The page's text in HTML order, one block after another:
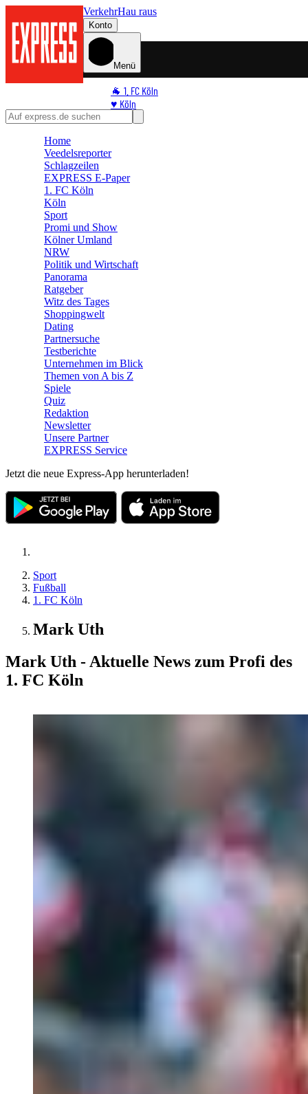
VerkehrHau raus
Konto
Menü
🐐 1. FC Köln
♥️ Köln
🛒 Shoppingwelt
Home
Veedelsreporter
Schlagzeilen
EXPRESS E-Paper
1. FC Köln
Köln
Sport
Promi und Show
Kölner Umland
NRW
Politik und Wirtschaft
Panorama
Ratgeber
Witz des Tages
Shoppingwelt
Dating
Partnersuche
Testberichte
Unternehmen im Blick
Themen von A bis Z
Spiele
Quiz
Redaktion
Newsletter
Unsere Partner
EXPRESS Service
Jetzt die neue Express-App herunterladen!
Sport
Fußball
1. FC Köln
Mark Uth
Mark Uth - Aktuelle News zum Profi des
1. FC Köln